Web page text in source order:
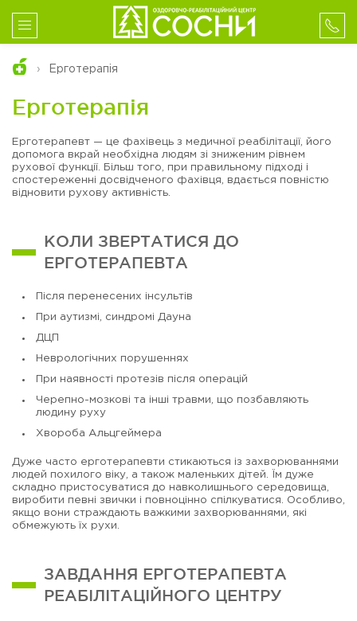
Ерготерапія
Ерготерапія
Ерготерапевт — це фахівець з медичної реабілітації, його
допомога вкрай необхідна людям зі зниженим рівнем
рухової функції. Більш того, при правильному підході і
спостереженні досвідченого фахівця, вдається повністю
відновити рухову активність.
КОЛИ ЗВЕРТАТИСЯ ДО
ЕРГОТЕРАПЕВТА
Після перенесених інсультів
При аутизмі, синдромі Дауна
ДЦП
Неврологічних порушеннях
При наявності протезів після операцій
Черепно-мозкові та інші травми, що позбавляють
людину руху
Хвороба Альцгеймера
Дуже часто ерготерапевти стикаються із захворюваннями
людей похилого віку, а також маленьких дітей. Їм дуже
складно пристосуватися до навколишнього середовища,
виробити певні звички і повноцінно спілкуватися. Особливо,
якщо вони страждають важкими захворюваннями, які
обмежують їх рухи.
ЗАВДАННЯ ЕРГОТЕРАПЕВТА
РЕАБІЛІТАЦІЙНОГО ЦЕНТРУ